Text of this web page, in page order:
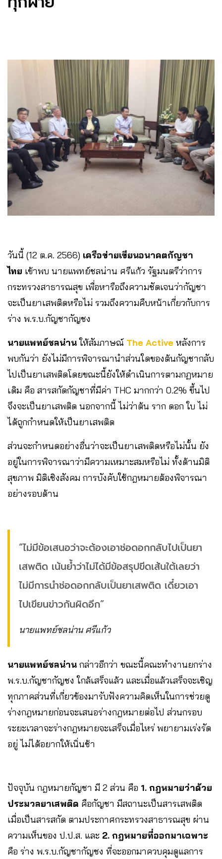
วันนี้ (12 ต.ค. 2566) เครือข่ายเขียนอนาคตกัญชา
ไทย เข้าพบ นายแพทย์ชลน่าน ศรีแก้ว รัฐมนตรีว่าการ
กระทรวงสาธารณสุข เพื่อหารือถึงความชัดเจนว่ากัญชา
จะเป็นยาเสพติดหรือไม่ รวมถึงความคืบหน้าเกี่ยวกับการ
ร่าง พ.ร.บ.กัญชากัญชง
นายแพทย์ชลน่านให้สัมภาษณ์ The Active หลังการ
พบกันว่า ยังไม่มีการพิจารณานำส่วนใดของต้นกัญชากลับ
ไปเป็นยาเสพติดโดยขณะนี้ยังให้ดำเนินการตามกฏหมาย
เดิม คือ สารสกัดกัญชาที่มีค่า THC มากกว่า 0.2% ขึ้นไป
จึงจะเป็นยาเสพติด นอกจากนี้ ไม่ว่าต้น ราก ดอก ใบ ไม่
ได้ถูกกำหนดให้เป็นยาเสพติด
ส่วนจะกำหนดอย่างอื่นว่าจะเป็นยาเสพติดหรือไม่นั้น ยัง
อยู่ในการพิจารณาว่ามีความเหมาะสมหรือไม่ ทั้งด้านมิติ
สุขภาพ มิติเชิงสังคม การบังคับใช้กฎหมายต้องพิจารณา
อย่างรอบด้าน
“ไม่มีข้อเสนอว่าจะต้องเอาช่อดอกกลับไปเป็นยา
เสพติด เน้นย้ำว่าไม่ได้มีข้อสรุปขีดเส้นใต้เลยว่า
ไม่มีการนำช่อดอกกลับเป็นยาเสพติด เดี๋ยวเอา
ไปเขียนข่าวกันผิดอีก”
นายแพทย์ชลน่าน ศรีแก้ว
นายแพทย์ชลน่าน กล่าวอีกว่า ขณะนี้คณะทำงานยกร่าง
พ.ร.บ.กัญชากัญชง ใกล้เสร็จแล้ว และเมื่อแล้วเสร็จจะเชิญ
ทุกภาคส่วนที่เกี่ยวข้องมารับฟังความคิดเห็นในการช่วยดู
ร่างกฎหมายก่อนจะเสนอร่างกฎหมายต่อไป ส่วนกรอบ
ระยะเวลาจะร่างกฎหมายจะเสร็จเมื่อไหร่ พยายามเร่งรัด
อยู่ ไม่ได้อยากให้เนิ่นช้า
ปัจจุบัน กฎหมายกัญชา มี 2 ส่วน คือ 1. กฎหมายว่าด้วย
ประมวลยาเสพติด คือกัญชา มีสถานะเป็นสารเสพติด
เมื่อเป็นสารสกัด ตามประกาศกระทรวงสาธารณสุข ผ่าน
ความเห็นของ ป.ป.ส. และ 2. กฎหมายที่ออกมาเฉพาะ
คือ ร่าง พ.ร.บ.กัญชากัญชง ที่จะออกมาควบคุมดูแลการ